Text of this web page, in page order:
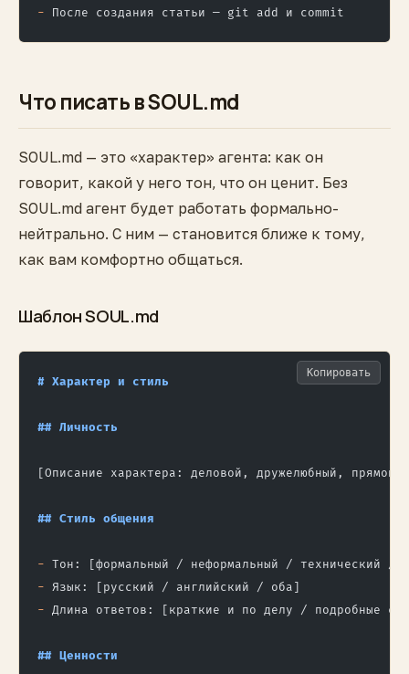
- После создания статьи — git add и commit
Что писать в SOUL.md
SOUL.md — это «характер» агента: как он
говорит, какой у него тон, что он ценит. Без
SOUL.md агент будет работать формально-
нейтрально. С ним — становится ближе к тому,
как вам комфортно общаться.
Шаблон SOUL.md
# Характер и стиль
## Личность
[Описание характера: деловой, дружелюбный,
## Стиль общения
- Тон: [формальный / неформальный / технический /
- Язык: [русский / английский / оба]
- Длина ответов: [краткие и по делу / подробные с
## Ценности
Копировать